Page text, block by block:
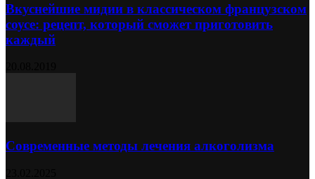
Вкуснейшие мидии в классическом французском
соусе: рецепт, который сможет приготовить
каждый
Современные методы лечения алкоголизма